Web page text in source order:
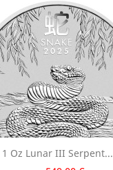
1 Oz Lunar III Serpent...